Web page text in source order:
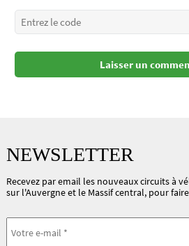
NEWSLETTER
Recevez par email les nouveaux circuits à
sur l'Auvergne et le Massif central, pour